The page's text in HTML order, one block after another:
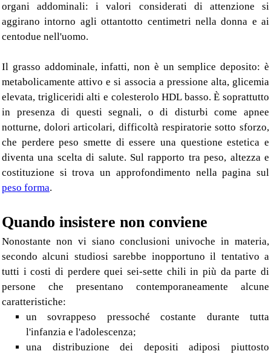
organi addominali: i valori considerati di attenzione si
aggirano intorno agli ottantotto centimetri nella donna e ai
centodue nell'uomo.
Il grasso addominale, infatti, non è un semplice deposito: è
metabolicamente attivo e si associa a pressione alta, glicemia
elevata, trigliceridi alti e colesterolo HDL basso. È soprattutto
in presenza di questi segnali, o di disturbi come apnee
notturne, dolori articolari, difficoltà respiratorie sotto sforzo,
che perdere peso smette di essere una questione estetica e
diventa una scelta di salute. Sul rapporto tra peso, altezza e
costituzione si trova un approfondimento nella pagina sul
peso forma.
Quando insistere non conviene
Nonostante non vi siano conclusioni univoche in materia,
secondo alcuni studiosi sarebbe inopportuno il tentativo a
tutti i costi di perdere quei sei-sette chili in più da parte di
persone che presentano contemporaneamente alcune
caratteristiche:
un sovrappeso pressoché costante durante tutta
l'infanzia e l'adolescenza;
una distribuzione dei depositi adiposi piuttosto